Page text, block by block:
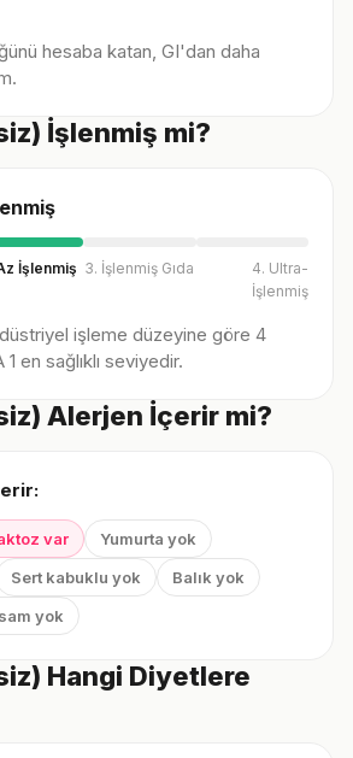
hesaba katan, GI'dan daha
İşlenmiş mi?
İşlenmiş 3. İşlenmiş Gıda
4. Ultra-
İşlenmiş
işleme düzeyine göre 4
1 en sağlıklı seviyedir.
Alerjen İçerir mi?
var
Yumurta yok
Sert kabuklu yok
Balık yok
yok
Hangi Diyetlere